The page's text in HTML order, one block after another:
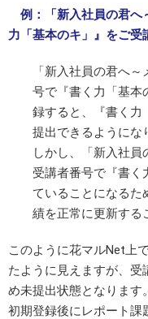
例：「新入社員の君へ
力「基本のキ」』をご受
「新入社員の君へ
号で『書く力「基本
録すると、『書く力
提出できるようにな
しかし、「新入社
受講者番号で『書く
ていることになるた
績を正常に更新する
このように花マルNet上
たように見えますが、受
め未提出状態となります。
初期登録後にレポート課